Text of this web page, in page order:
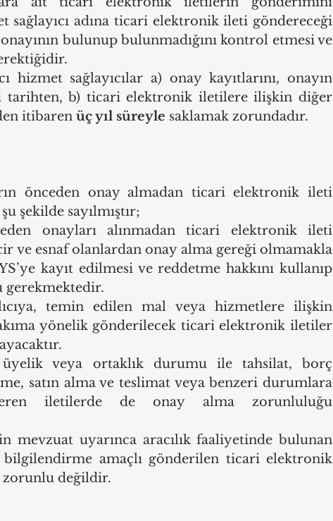
sağlayıcı adına ticari elektronik ileti göndereceği
onayının bulunup bulunmadığını kontrol etmesi ve
hizmet sağlayıcılar a) onay kayıtlarını, onayın
tarihten, b) ticari elektronik iletilere ilişkin diğer
itibaren üç yıl süreyle saklamak zorundadır.
önceden onay almadan ticari elektronik ileti
şekilde sayılmıştır;
onayları alınmadan ticari elektronik ileti
ve esnaf olanlardan onay alma gereği olmamakla
kayıt edilmesi ve reddetme hakkını kullanıp
gerekmektedir.
temin edilen mal veya hizmetlere ilişkin
yönelik gönderilecek ticari elektronik iletiler
veya ortaklık durumu ile tahsilat, borç
satın alma ve teslimat veya benzeri durumlara
iletilerde de onay alma zorunluluğu
mevzuat uyarınca aracılık faaliyetinde bulunan
amaçlı gönderilen ticari elektronik
zorunlu değildir.